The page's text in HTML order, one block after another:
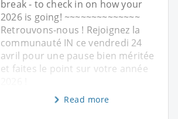
break - to check in on how your
2026 is going! ~~~~~~~~~~~~~~
Retrouvons-nous ! Rejoignez la
communauté IN ce vendredi 24
avril pour une pause bien méritée
et faites le point sur votre année
Read more